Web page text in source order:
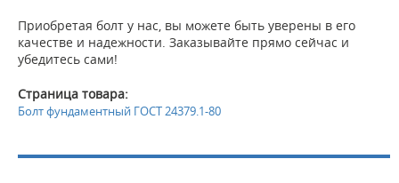
Приобретая болт у нас, вы можете быть уверены в его
качестве и надежности. Заказывайте прямо сейчас и
убедитесь сами!
Страница товара:
Болт фундаментный ГОСТ 24379.1-80